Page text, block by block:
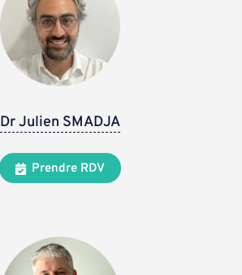
Dr Julien SMADJA
Prendre RDV